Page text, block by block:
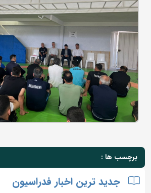
برچسب ها :
جدید ترین اخبار فدراسیون